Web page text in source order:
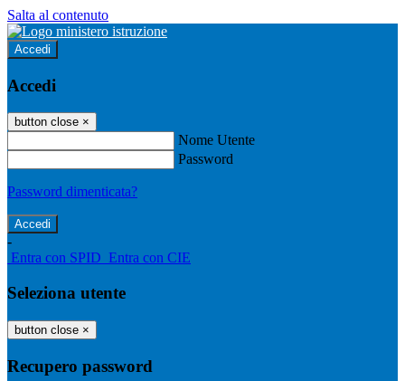
Salta al contenuto
Accedi
Accedi
button close ×
Nome Utente
Password
Password dimenticata?
-
Entra con SPID Entra con CIE
Seleziona utente
button close ×
Recupero password